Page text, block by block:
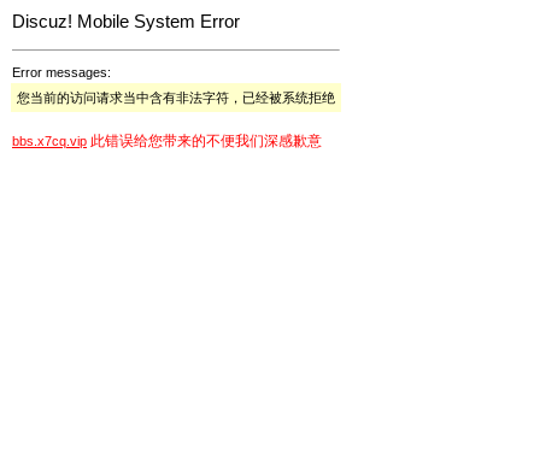
Discuz! Mobile System Error
Error messages:
您当前的访问请求当中含有非法字符，已经被系统拒绝
bbs.x7cq.vip 此错误给您带来的不便我们深感歉意